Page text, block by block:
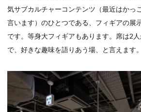
気サブカルチャーコンテンツ（最近はかっ
言います）のひとつである、フィギアの展
です。等身大フィギアもあります。席は2
で、好きな趣味を語りあう場、と言えます。